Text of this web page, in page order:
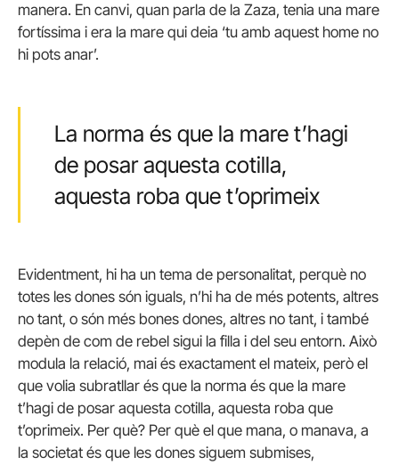
manera. En canvi, quan parla de la Zaza, tenia una mare
fortíssima i era la mare qui deia ‘tu amb aquest home no
hi pots anar’.
La norma és que la mare t’hagi
de posar aquesta cotilla,
aquesta roba que t’oprimeix
Evidentment, hi ha un tema de personalitat, perquè no
totes les dones són iguals, n’hi ha de més potents, altres
no tant, o són més bones dones, altres no tant, i també
depèn de com de rebel sigui la filla i del seu entorn. Això
modula la relació, mai és exactament el mateix, però el
que volia subratllar és que la norma és que la mare
t’hagi de posar aquesta cotilla, aquesta roba que
t’oprimeix. Per què? Per què el que mana, o manava, a
la societat és que les dones siguem submises,